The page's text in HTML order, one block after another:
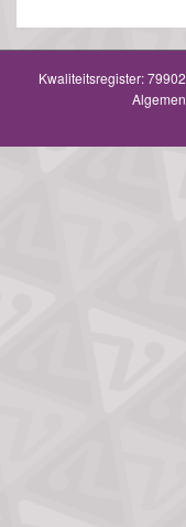
Kwaliteitsregister: